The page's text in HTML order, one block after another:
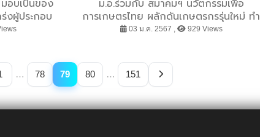
อบเป็นของ
งผู้ประกอบ
ม.อ.ร่วมกับ สมาคมฯ นวัตกรรมเพื่อ
การเกษตรไทย ผลักดันเกษตรกรรุ่นใหม่ ทำ
ทุเรียนใต้ให้มีคุณภาพ GAP
03 ม.ค. 2567 , 929 Views
… 78 79 80 … 151